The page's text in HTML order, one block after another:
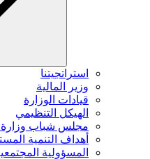
استراتجيتنا
وزير المالية
قيادات الوزارة
الهيكل التنظيمي
مجلس شباب وزارة
أهداف التنمية
المسؤولية